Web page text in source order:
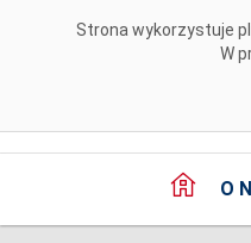
Strona wykorzystuje
W
O